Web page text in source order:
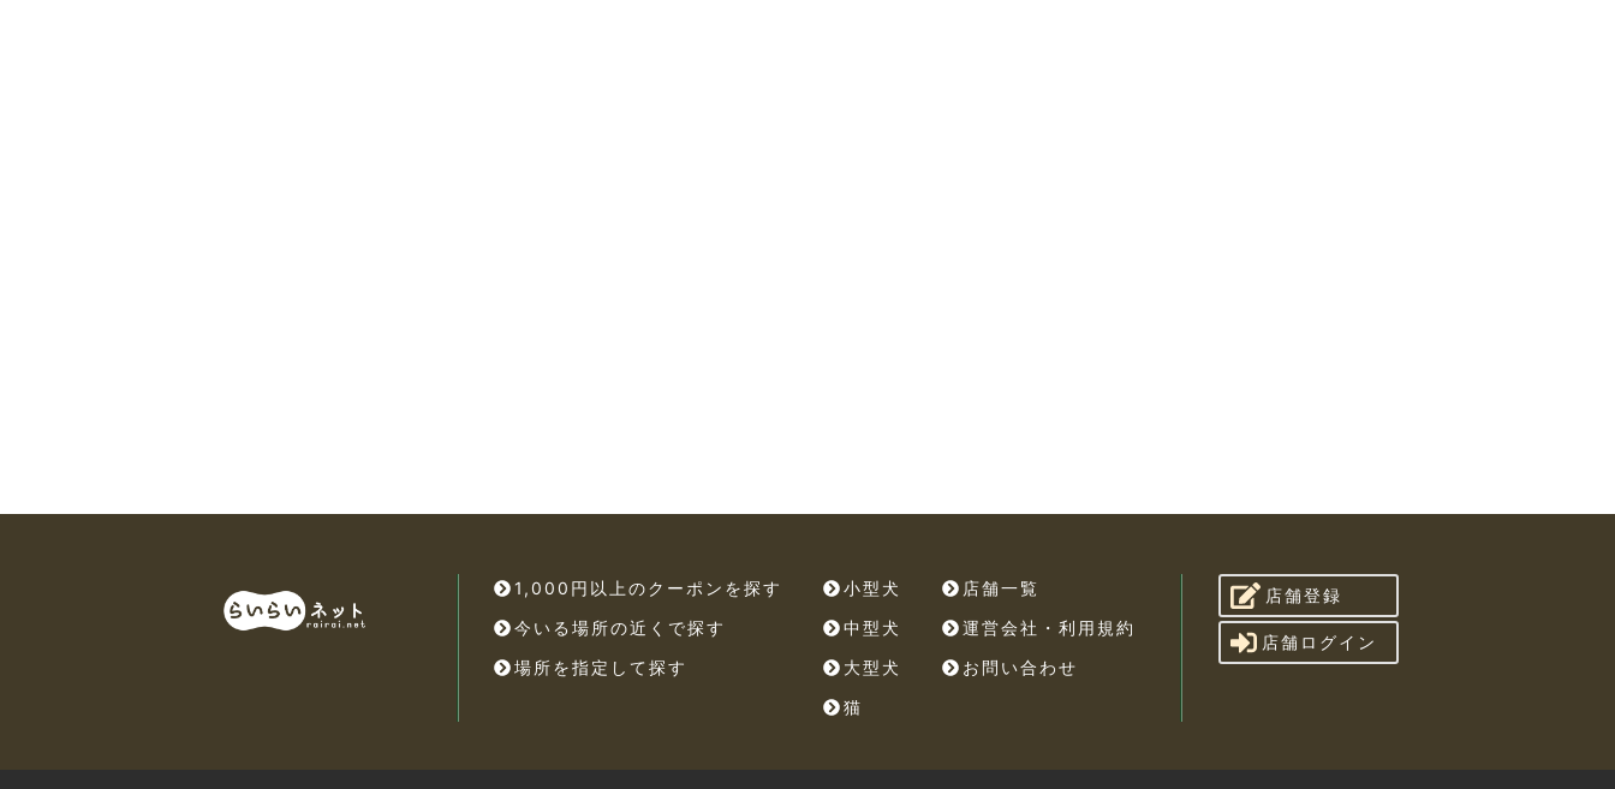
1,000円以上のクーポンを探す
今いる場所の近くで探す
場所を指定して探す
小型犬
中型犬
大型犬
猫
店舗一覧
運営会社・利用規約
お問い合わせ
店舗登録
店舗ログイン